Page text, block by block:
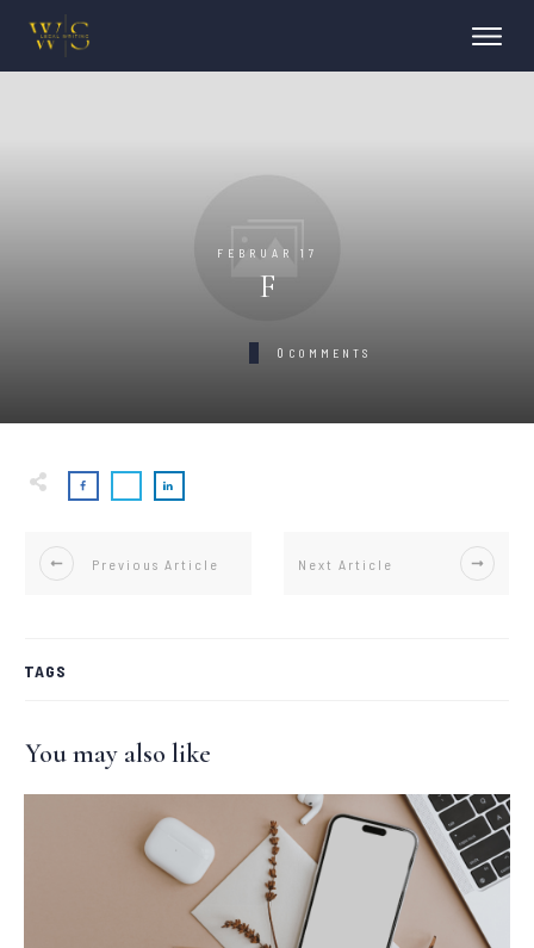
FEBRUAR 17
F
0 COMMENTS
Previous Article Next Article
TAGS
You may also like